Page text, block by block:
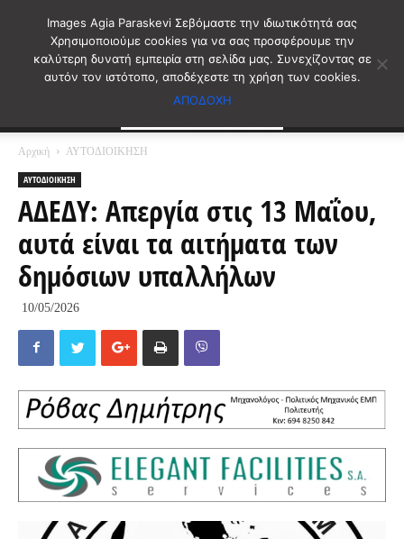
Αρχική ΑΥΤΟΔΙΟΙΚΗΣΗ
ΑΥΤΟΔΙΟΙΚΗΣΗ
ΑΔΕΔΥ: Απεργία στις 13 Μαΐου,
αυτά είναι τα αιτήματα των
δημόσιων υπαλλήλων
10/05/2026
Images Agia Paraskevi Σεβόμαστε την ιδιωτικότητά σας
Χρησιμοποιούμε cookies για να σας προσφέρουμε την
καλύτερη δυνατή εμπειρία στη σελίδα μας. Συνεχίζοντας σε
αυτόν τον ιστότοπο, αποδέχεστε τη χρήση των cookies.
ΑΠΟΔΟΧΗ